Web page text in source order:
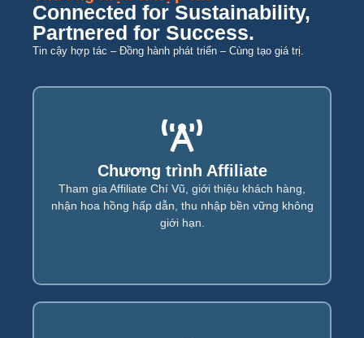
Connected for Sustainability,
Partnered for Success.
Tin cậy hợp tác – Đồng hành phát triển – Cùng tạo giá trị.
Chương trình Affiliate
Tham gia Affiliate Chí Vũ, giới thiệu khách hàng,
nhận hoa hồng hấp dẫn, thu nhập bền vững không
giới hạn.
Xem tiếp...
Chương trình Affiliate